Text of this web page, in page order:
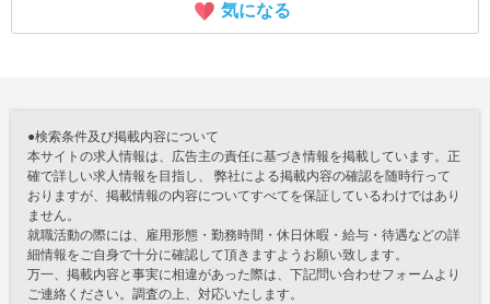
気になる
●検索条件及び掲載内容について
本サイトの求人情報は、広告主の責任に基づき情報を掲載しています。正
確で詳しい求人情報を目指し、 弊社による掲載内容の確認を随時行って
おりますが、掲載情報の内容についてすべてを保証しているわけではあり
ません。
就職活動の際には、雇用形態・勤務時間・休日休暇・給与・待遇などの詳
細情報をご自身で十分に確認して頂きますようお願い致します。
万一、掲載内容と事実に相違があった際は、下記問い合わせフォームより
ご連絡ください。調査の上、対応いたします。